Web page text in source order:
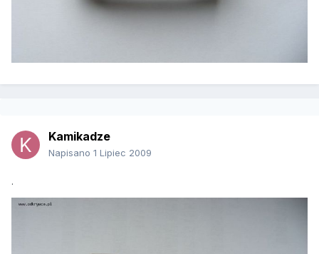
Kamikadze
Napisano 1 Lipiec 2009
.